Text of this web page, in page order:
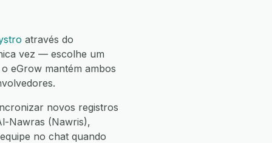
através do
vez — escolhe um
eGrow mantém ambos
novos registros
Nawras (Nawris),
no chat quando